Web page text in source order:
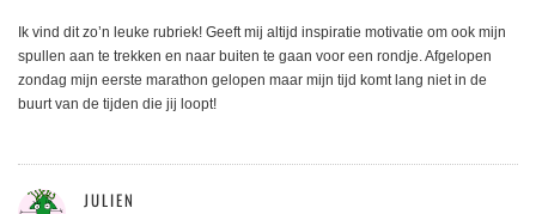
Ik vind dit zo’n leuke rubriek! Geeft mij altijd inspiratie motivatie om ook mijn
spullen aan te trekken en naar buiten te gaan voor een rondje. Afgelopen
zondag mijn eerste marathon gelopen maar mijn tijd komt lang niet in de
buurt van de tijden die jij loopt!
JULIEN